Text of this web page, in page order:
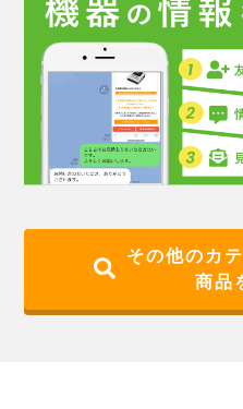
その他のカ
商品